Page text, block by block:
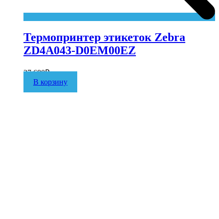
Термопринтер этикеток Zebra
ZD4A043-D0EM00EZ
27 680₽
В корзину